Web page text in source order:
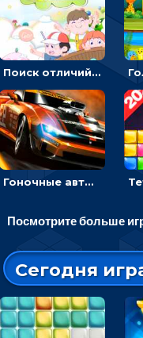
Поиск отличий на картинках с детьми - головоломка
Гоночные авто в пазлах: разбей картинку и собери снова
Посмотрите больше
Сегодня